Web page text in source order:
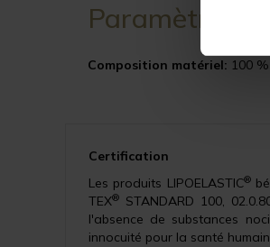
Paramètres
Composition matériel: 100 %
Certification
Les produits LIPOELASTIC®
TEX® STANDARD 100,
l'absence de substances
innocuité pour la santé